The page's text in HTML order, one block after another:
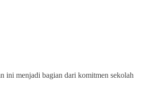
ini menjadi bagian dari komitmen sekolah